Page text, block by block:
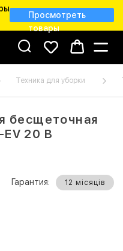
Просмотреть
товары
Техника для уборки
бесщеточная
EV 20 В
Гарантия: 12 місяців